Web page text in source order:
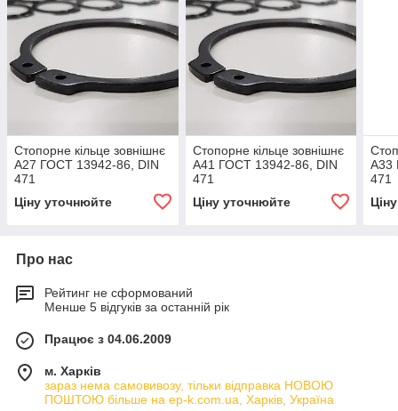
Стопорне кільце зовнішнє
А27 ГОСТ 13942-86, DIN
471
Ціну уточнюйте
Стопорне кільце зовнішнє
А41 ГОСТ 13942-86, DIN
471
Ціну уточнюйте
А33
471
Про нас
Рейтинг не сформований
Менше 5 відгуків за останній рік
Працює з 04.06.2009
м. Харків
зараз нема самовивозу, тільки відправка НОВОЮ
ПОШТОЮ більше на ep-k.com.ua, Харків, Україна